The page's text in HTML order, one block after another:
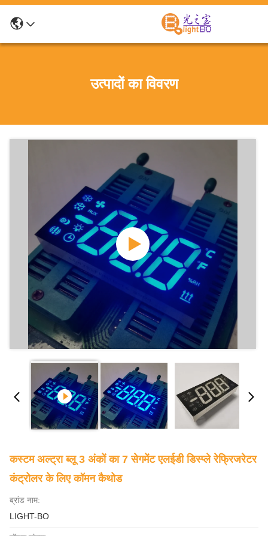
उत्पादों का विवरण
कस्टम अल्ट्रा ब्लू 3 अंकों का 7 सेगमेंट एलईडी डिस्प्ले रेफ्रिजरेटर
कंट्रोलर के लिए कॉमन कैथोड
ब्रांड नाम:
LIGHT-BO